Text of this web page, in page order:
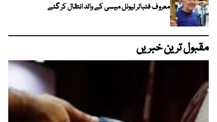
معروف فٹبالر لیونل میسی کے والد انتقال کر گئے
مقبول ترین خبریں